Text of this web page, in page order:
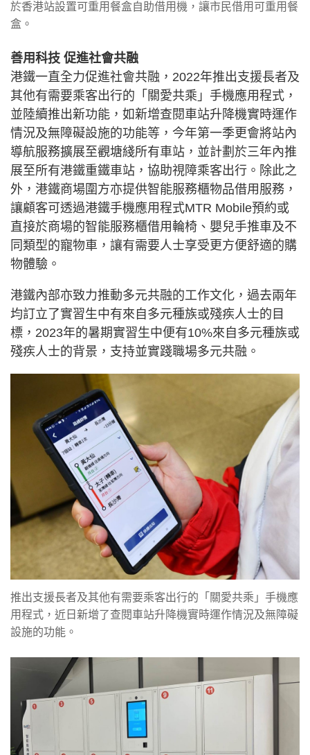
於香港站設置可重用餐盒自助借用機，讓市民借用可重用餐
盒。
善用科技 促進社會共融
港鐵一直全力促進社會共融，2022年推出支援長者及
其他有需要乘客出行的「關愛共乘」手機應用程式，
並陸續推出新功能，如新增查閱車站升降機實時運作
情況及無障礙設施的功能等，今年第一季更會將站內
導航服務擴展至觀塘綫所有車站，並計劃於三年內推
展至所有港鐵重鐵車站，協助視障乘客出行。除此之
外，港鐵商場圍方亦提供智能服務櫃物品借用服務，
讓顧客可透過港鐵手機應用程式MTR Mobile預約或
直接於商場的智能服務櫃借用輪椅、嬰兒手推車及不
同類型的寵物車，讓有需要人士享受更方便舒適的購
物體驗。
港鐵內部亦致力推動多元共融的工作文化，過去兩年
均訂立了實習生中有來自多元種族或殘疾人士的目
標，2023年的暑期實習生中便有10%來自多元種族或
殘疾人士的背景，支持並實踐職場多元共融。
推出支援長者及其他有需要乘客出行的「關愛共乘」手機應
用程式，近日新增了查閱車站升降機實時運作情況及無障礙
設施的功能。